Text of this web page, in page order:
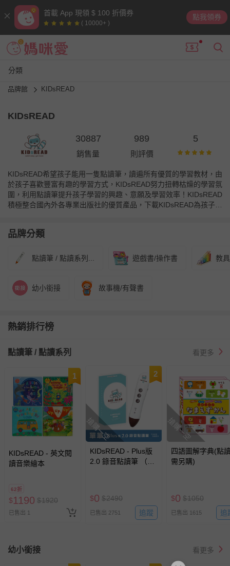
首載 App 現領 $ 100 折價券
( 10000+ )
點我領券
分類
品牌館 KIDsREAD
KIDsREAD
30887
銷售量
989
則評價
5
KIDsREAD希望孩子能用一隻點讀筆，讀遍所有優質的學習教材，由
於孩子喜歡豐富有趣的學習方式，KIDsREAD努力扭轉枯燥的學習氛
圍，利用點讀筆提升孩子學習的興趣、意願及學習效率！KIDsREAD
積極整合國內外各專業出版社的優質產品，下載KIDsREAD為孩子提
品牌分類
點讀筆 / 點讀系列... 遊戲書/操作書 教具
幼小銜接 故事機/有聲書
熱銷排行榜
點讀筆 / 點讀系列 看更多
1
KIDsREAD - 英文閱
讀音樂繪本
62折
$1190 $1920
已售出 1
2
搶購一空
KIDsREAD - Plus版
2.0 錄音點讀筆 （不
$0 $2490
已售出 2751 追蹤
搶購一空
四語圖解字典(點
需另購)
$0 $1050
已售出 1615 追
幼小銜接 看更多